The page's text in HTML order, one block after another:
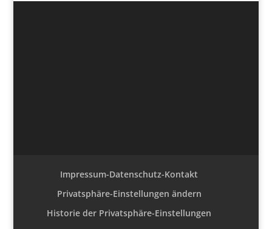
Impressum-Datenschutz-Kontakt
Privatsphäre-Einstellungen ändern
Historie der Privatsphäre-Einstellungen